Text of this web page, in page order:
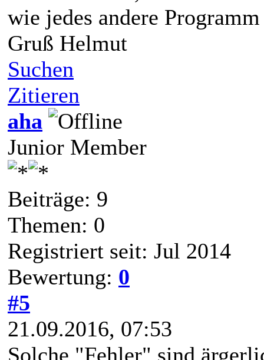
wie jedes andere
Gruß Helmut
Suchen
Zitieren
aha
Junior Member
Beiträge: 9
Themen: 0
Registriert seit: Jul 2014
Bewertung: 0
#5
21.09.2016, 07:53
Solche "Fehler" sind